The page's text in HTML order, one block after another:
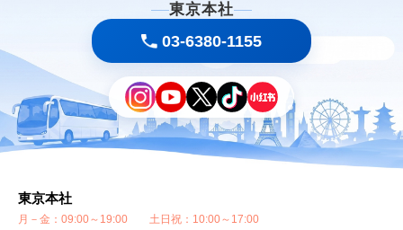
大連旅行| ヴィエンチャン・ラオス旅行|
クアラルンプール旅行 | ミャンマー旅行・ヤンゴン旅行
コロンボ・スリランカ旅行| パリ旅行| イスタンブール・トルコ旅行
ラスベガス旅行| 高雄旅行| ホノルル・ハワイ旅行 | バンコク旅行 | 上海旅行|
ハノイ・ベトナム旅行| ドバイ旅行| ケアンズ旅行| シンガポール旅行 |
ローマ・イタリア旅行|
シェムリアップ・アンコールワット旅行
東京本社
03-6380-1155
東京本社
月－金：09:00～19:00 土日祝：10:00～17:00